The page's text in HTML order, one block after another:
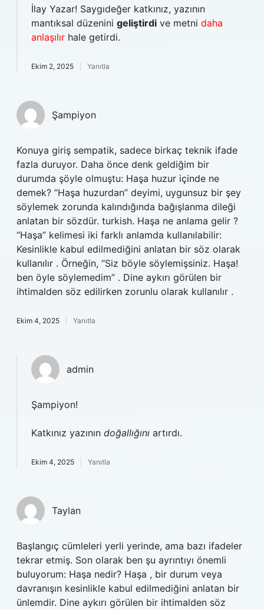
İlay Yazar! Saygıdeğer katkınız, yazının
mantıksal düzenini geliştirdi ve metni daha
anlaşılır hale getirdi.
Ekim 2, 2025 Yanıtla
Şampiyon
Konuya giriş sempatik, sadece birkaç teknik ifade
fazla duruyor. Daha önce denk geldiğim bir
durumda şöyle olmuştu: Haşa huzur içinde ne
demek? “Haşa huzurdan” deyimi, uygunsuz bir şey
söylemek zorunda kalındığında bağışlanma dileği
anlatan bir sözdür. turkish. Haşa ne anlama gelir ?
“Haşa” kelimesi iki farklı anlamda kullanılabilir:
Kesinlikle kabul edilmediğini anlatan bir söz olarak
kullanılır . Örneğin, “Siz böyle söylemişsiniz. Haşa!
ben öyle söylemedim” . Dine aykırı görülen bir
ihtimalden söz edilirken zorunlu olarak kullanılır .
Ekim 4, 2025 Yanıtla
admin
Şampiyon!
Katkınız yazının doğallığını artırdı.
Ekim 4, 2025 Yanıtla
Taylan
Başlangıç cümleleri yerli yerinde, ama bazı ifadeler
tekrar etmiş. Son olarak ben şu ayrıntıyı önemli
buluyorum: Haşa nedir? Haşa , bir durum veya
davranışın kesinlikle kabul edilmediğini anlatan bir
ünlemdir. Dine aykırı görülen bir ihtimalden söz